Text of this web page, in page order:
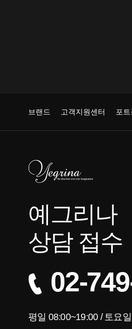
브랜드 고객지원센터 포
예그리나
상담 접수
02-
평일 08:00~19:00 / 토요